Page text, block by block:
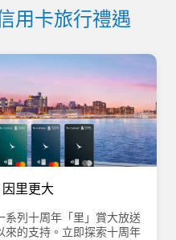
用卡旅行禮遇
里更大
系列十周年「里」賞大放送​
來的支持。​立即探索十周年